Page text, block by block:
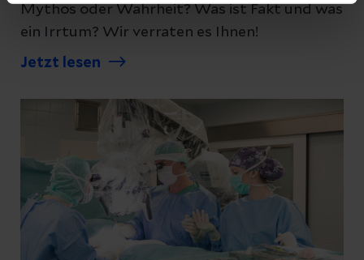
Mythos oder Wahrheit? Was ist Fakt und was
ein Irrtum? Wir verraten es Ihnen!
Jetzt lesen